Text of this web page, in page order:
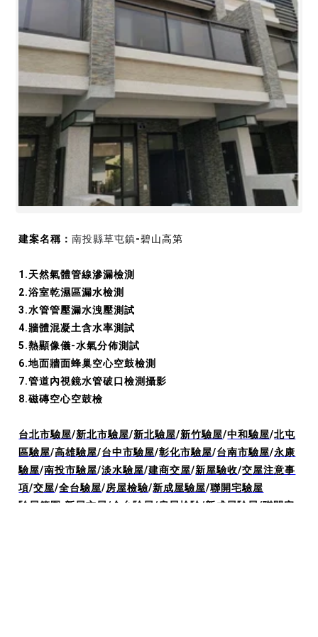
建案名稱：南投縣草屯鎮-碧山高第
1.天然氣體管線滲漏檢測
2.浴室乾濕區漏水檢測
3.水管管壓漏水洩壓測試
4.牆體混凝土含水率測試
5.熱顯像儀-水氣分佈測試
6.地面牆面蜂巢空心空鼓檢測
7.管道內視鏡水管破口檢測攝影
8.磁磚空心空鼓檢
台北市驗屋/新北市驗屋/新北驗屋/新竹驗屋/中和驗屋/北屯
區驗屋/高雄驗屋/台中市驗屋/彰化市驗屋/台南市驗屋/永康
驗屋/南投市驗屋/淡水驗屋/建商交屋/新屋驗收/交屋注意事
項/交屋/全台驗屋/房屋檢驗/新成屋驗屋/聯開宅驗屋
驗屋範圍: 新屋交屋 / 全台驗屋 /房屋檢驗 /新成屋驗屋 /聯開宅